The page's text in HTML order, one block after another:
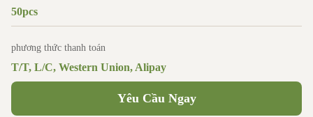
50pcs
phương thức thanh toán
T/T, L/C, Western Union, Alipay
Yêu Cầu Ngay